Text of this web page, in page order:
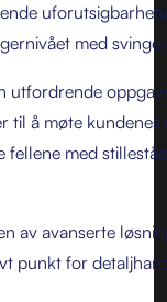
med
utfordrende
til å møte kundenes
fellene med
av avanserte
punkt for